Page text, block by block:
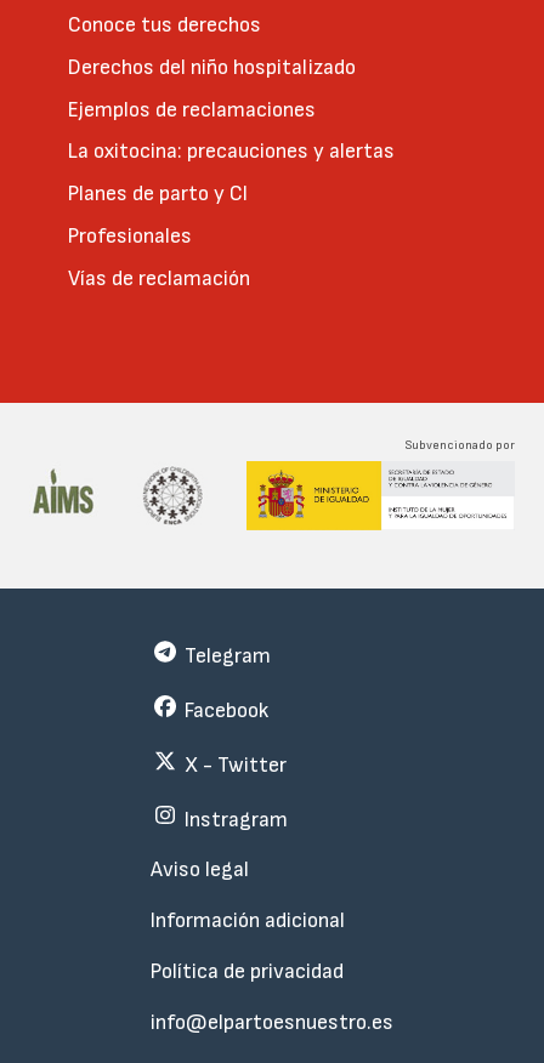
Conoce tus derechos
Derechos del niño hospitalizado
Ejemplos de reclamaciones
La oxitocina: precauciones y alertas
Planes de parto y CI
Profesionales
Vías de reclamación
Subvencionado por
Subfooter
Telegram
Facebook
X - Twitter
Instragram
Aviso legal
Información adicional
Política de privacidad
info@elpartoesnuestro.es